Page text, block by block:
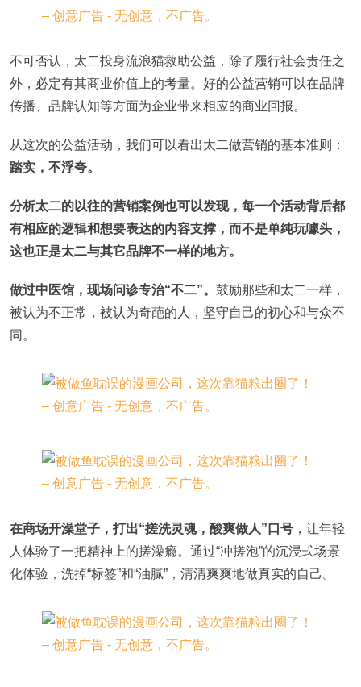
不可否认，太二投身流浪猫救助公益，除了履行社会责任之
外，必定有其商业价值上的考量。好的公益营销可以在品牌
传播、品牌认知等方面为企业带来相应的商业回报。
从这次的公益活动，我们可以看出太二做营销的基本准则：
踏实，不浮夸。
分析太二的以往的营销案例也可以发现，每一个活动背后都
有相应的逻辑和想要表达的内容支撑，而不是单纯玩噱头，
这也正是太二与其它品牌不一样的地方。
做过中医馆，现场问诊专治“不二”。 鼓励那些和太二一样，
被认为不正常，被认为奇葩的人，坚守自己的初心和与众不
同。
在商场开澡堂子，打出“搓洗灵魂，酸爽做人”口号 ，让年轻
人体验了一把精神上的搓澡瘾。通过“冲搓泡”的沉浸式场景
化体验，洗掉“标签”和“油腻”，清清爽爽地做真实的自己。